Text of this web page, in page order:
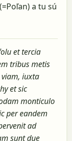
a tu sú
et tercia
tribus metis
iuxta
et sic
monticulo
per eandem
ad
sunt due